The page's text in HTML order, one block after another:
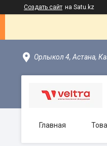
Создать сайт на Satu.kz
Орлыкол 4, Астана,
Главная